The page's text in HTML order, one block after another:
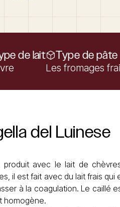
de lait Type de pâte
Les fromages
del Luinese
avec le lait de
il est fait avec du lait frais
à la coagulation. Le caillé
homogène.